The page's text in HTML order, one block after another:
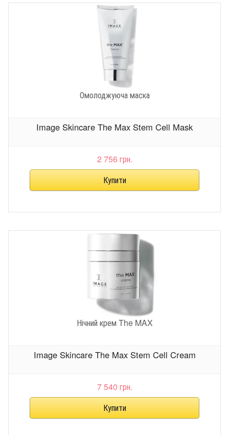
Омолоджуюча маска
Image Skincare The Max Stem Cell Mask
2 756 грн.
Нічний крем The MAX
Image Skincare The Max Stem Cell Cream
7 540 грн.